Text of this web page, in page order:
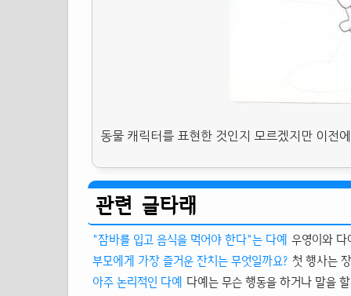
동물 캐릭터를 표현한 것인지 모르겠지만 이전
관련 글타래
"잠바를 입고 음식을 먹어야 한다"는 다예 우영이와
부모에게 가장 즐거운 잔치는 무엇일까요? 첫 행사는
아주 논리적인 다예 다예는 무슨 행동을 하거나 말을